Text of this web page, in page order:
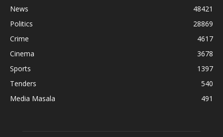
News
48421
Politics
28869
Crime
4617
Cinema
3678
Sports
1397
Tenders
540
Media Masala
491